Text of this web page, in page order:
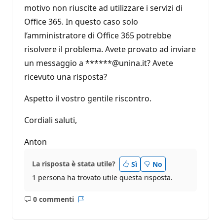
motivo non riuscite ad utilizzare i servizi di
Office 365. In questo caso solo
l’amministratore di Office 365 potrebbe
risolvere il problema. Avete provato ad inviare
un messaggio a ******@unina.it? Avete
ricevuto una risposta?
Aspetto il vostro gentile riscontro.
Cordiali saluti,
Anton
La risposta è stata utile? Sì
No
1 persona ha trovato utile questa risposta.
0 commenti
Nessun